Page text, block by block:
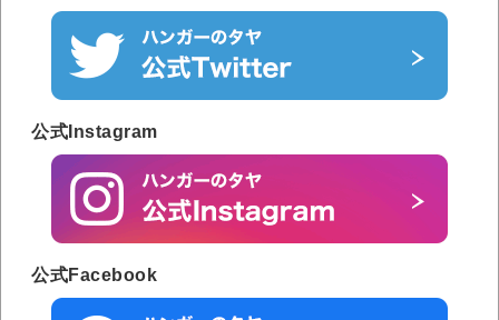
公式Instagram
公式Facebook